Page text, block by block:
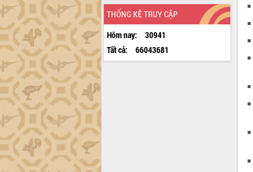
THỐNG KÊ TRUY CẬP
Hôm nay:
30941
Tất cả:
66043681